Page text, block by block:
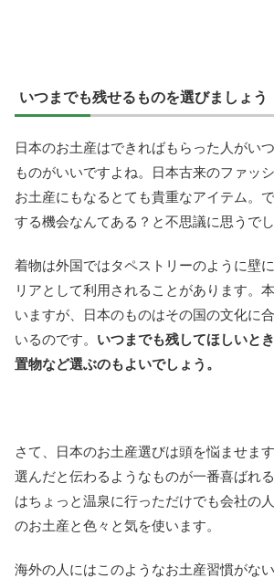
いつまでも残せるものを選びましょう
日本のお土産はできればもらった人がい
ものがいいですよね。日本古来のファッ
お土産にもなるとても貴重なアイテム。
する機会なんてある？と不思議に思うでし
着物は外国ではタペストリーのように壁
リアとして利用されることがあります。
いますが、日本のものはその国の文化に
いるのです。 いつまでも残してほしいと
置物など選ぶのもよいでしょう。
さて、日本のお土産選びは頭を悩ませま
選んだと伝わるようなものが一番喜ばれ
はちょっと温泉に行っただけでも会社の
のお土産と色々と気を使います。
海外の人にはこのようなお土産習慣がな